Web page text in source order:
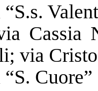
Cassia
via